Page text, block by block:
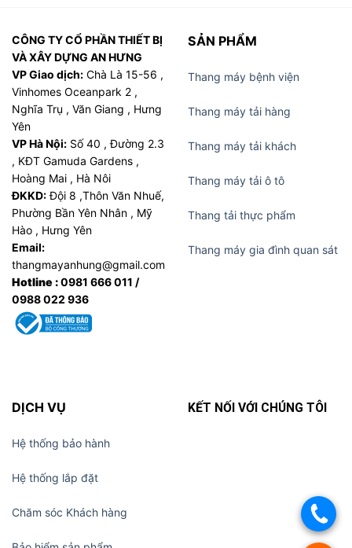
CÔNG TY CỔ PHẦN THIẾT BỊ
VÀ XÂY DỰNG AN HƯNG
VP Giao dịch: Chà Là 15-56 ,
Vinhomes Oceanpark 2 ,
Nghĩa Trụ , Văn Giang , Hưng
Yên
VP Hà Nội: Số 40 , Đường 2.3
, KĐT Gamuda Gardens ,
Hoàng Mai , Hà Nôi
ĐKKD:Đội 8 ,Thôn Văn Nhuế,
Phường Bần Yên Nhân , Mỹ
Hào , Hưng Yên
Email:
thangmayanhung@gmail.com
Hotline :0981 666 011 /
0988 022 936
SẢN PHẨM
Thang máy bệnh viện
Thang máy tải hàng
Thang máy tải khách
Thang máy tải ô tô
Thang tải thực phẩm
Thang máy gia đình quan sát
DỊCH VỤ
Hệ thống bảo hành
Hệ thống lắp đặt
Chăm sóc Khách hàng
KẾT NỐI VỚI CHÚNG TÔI
.